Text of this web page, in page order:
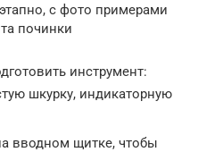
с фото примерами
починки
инструмент:
шкурку, индикаторную
вводном щитке, чтобы